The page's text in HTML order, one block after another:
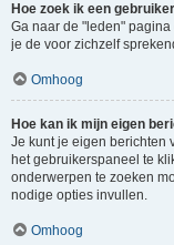
Hoe zoek ik een
Ga naar de "leden"
je de voor zichzelf
Omhoog
Hoe kan ik mijn eigen
Je kunt je eigen berichten
het gebruikerspaneel te
onderwerpen te zoeken
nodige opties invullen.
Omhoog